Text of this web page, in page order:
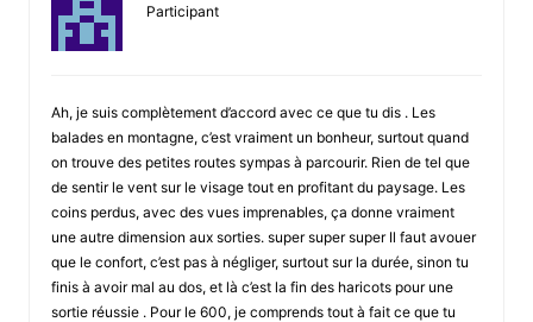
Participant
Ah, je suis complètement d’accord avec ce que tu dis . Les
balades en montagne, c’est vraiment un bonheur, surtout quand
on trouve des petites routes sympas à parcourir. Rien de tel que
de sentir le vent sur le visage tout en profitant du paysage. Les
coins perdus, avec des vues imprenables, ça donne vraiment
une autre dimension aux sorties. super super super Il faut avouer
que le confort, c’est pas à négliger, surtout sur la durée, sinon tu
finis à avoir mal au dos, et là c’est la fin des haricots pour une
sortie réussie . Pour le 600, je comprends tout à fait ce que tu